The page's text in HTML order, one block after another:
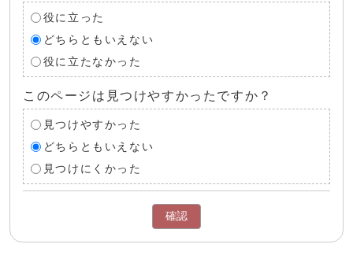
役に立った
どちらともいえない
役に立たなかった
このページは見つけやすかったですか？
見つけやすかった
どちらともいえない
見つけにくかった
確認